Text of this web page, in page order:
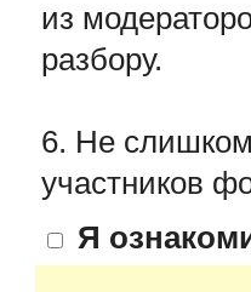
из
разбору.
6. Не слишком
участников
Я